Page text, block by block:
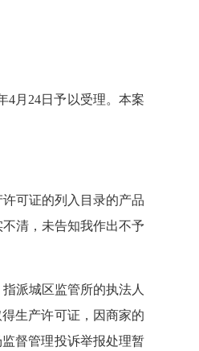
月24日予以受理。本案
可证的列入目录的产品
清，未告知我作出不予
派城区监管所的执法人
生产许可证，因商家的
督管理投诉举报处理暂